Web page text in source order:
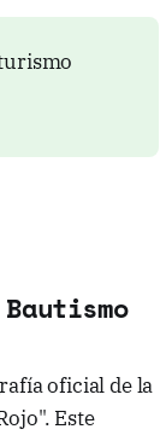
oficial de la
Este